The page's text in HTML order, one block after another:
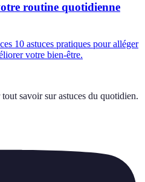
routine quotidienne
10 astuces pratiques pour alléger
votre bien-être.
savoir sur astuces du quotidien.